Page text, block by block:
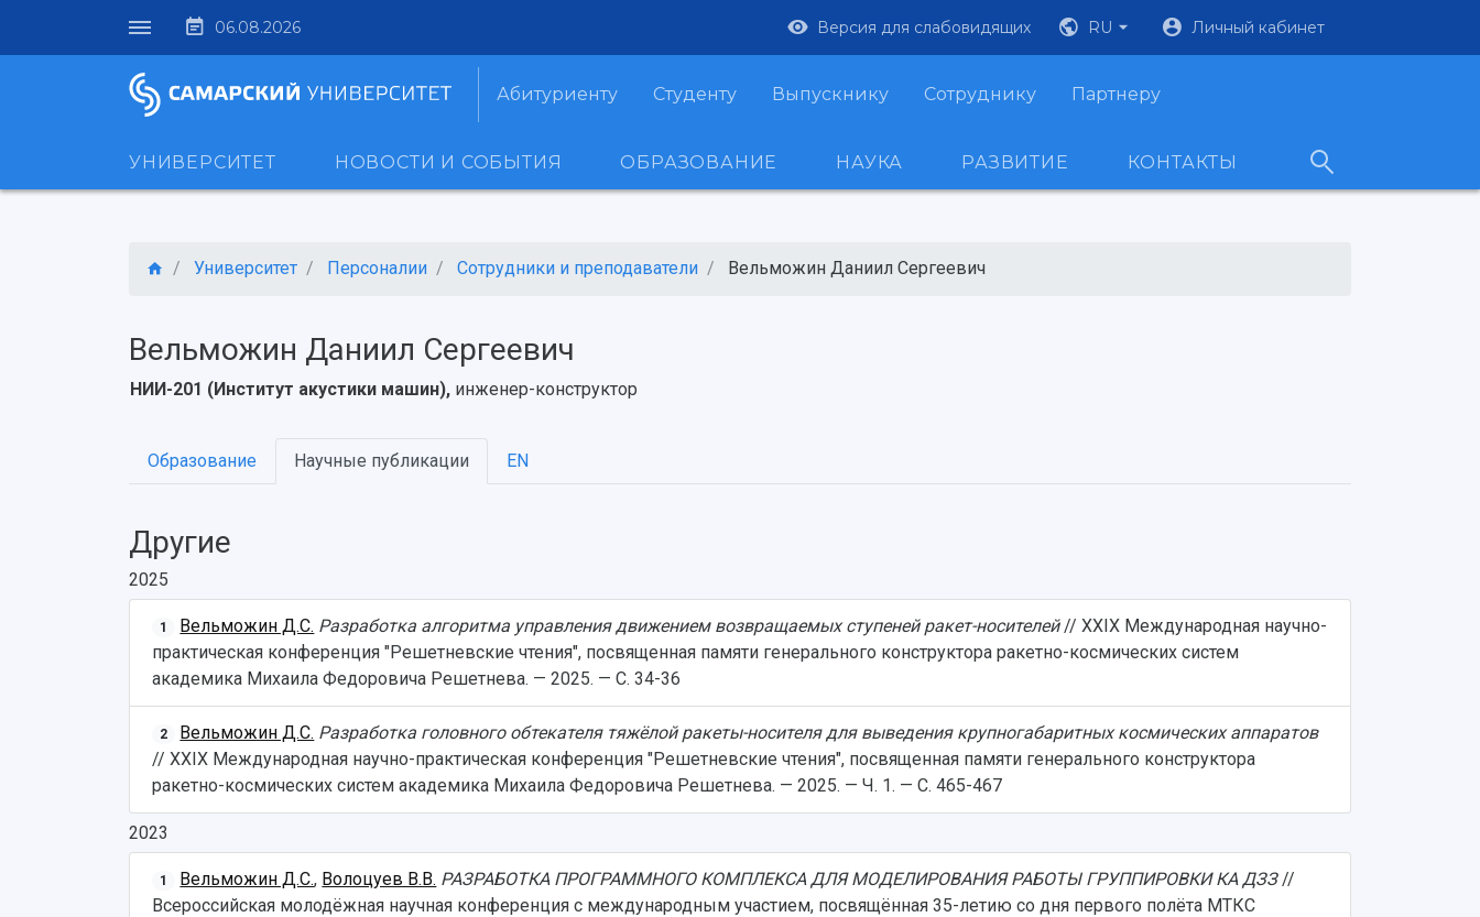
06.08.2026 Версия для слабовидящих RU Личный кабинет
Абитуриенту Студенту Выпускнику Сотруднику Партнеру
УНИВЕРСИТЕТ НОВОСТИ И СОБЫТИЯ ОБРАЗОВАНИЕ НАУКА РАЗВИТИЕ КОНТАКТЫ
Университет Персоналии Сотрудники и преподаватели Вельможин Даниил Сергеевич
Вельможин Даниил Сергеевич
НИИ-201 (Институт акустики машин), инженер-конструктор
Образование Научные публикации EN
Другие
2025
1 Вельможин Д.С. Разработка алгоритма управления движением возвращаемых ступеней ракет-носителей// XXIХ Международная научно-
практическая конференция "Решетневские чтения", посвященная памяти генерального конструктора ракетно-космических систем
академика Михаила Федоровича Решетнева. — 2025. — С. 34-36
2 Вельможин Д.С. Разработка головного обтекателя тяжёлой ракеты-носителя для выведения крупногабаритных космических аппаратов
// XXIХ Международная научно-практическая конференция "Решетневские чтения", посвященная памяти генерального конструктора
ракетно-космических систем академика Михаила Федоровича Решетнева. — 2025. — Ч. 1. — С. 465-467
2023
1 Вельможин Д.С., Волоцуев В.В. РАЗРАБОТКА ПРОГРАММНОГО КОМПЛЕКСА ДЛЯ МОДЕЛИРОВАНИЯ РАБОТЫ ГРУППИРОВКИ КА ДЗЗ//
Всероссийская молодёжная научная конференция с международным участием, посвящённая 35-летию со дня первого полёта МТКС